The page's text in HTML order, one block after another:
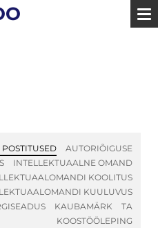
AUTORIÕIGUSE
INTELLEKTUAALNE OMAND
KOOLITUS
KUULUVUS
KAUBAMÄRK
TA
KOOSTÖÖLEPING